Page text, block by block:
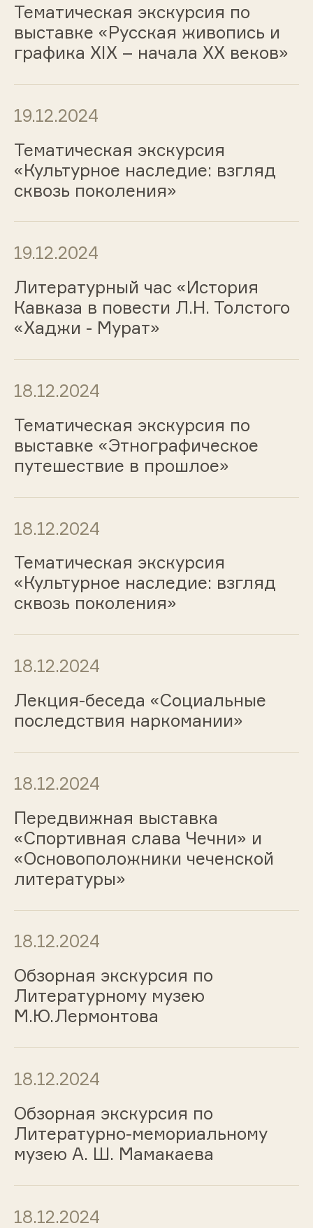
Тематическая экскурсия по
выставке «Русская живопись и
графика ХIХ – начала ХХ веков»
19.12.2024
Тематическая экскурсия
«Культурное наследие: взгляд
сквозь поколения»
19.12.2024
Литературный час «История
Кавказа в повести Л.Н. Толстого
«Хаджи - Мурат»
18.12.2024
Тематическая экскурсия по
выставке «Этнографическое
путешествие в прошлое»
18.12.2024
Тематическая экскурсия
«Культурное наследие: взгляд
сквозь поколения»
18.12.2024
Лекция-беседа «Социальные
последствия наркомании»
18.12.2024
Передвижная выставка
«Спортивная слава Чечни» и
«Основоположники чеченской
литературы»
18.12.2024
Обзорная экскурсия по
Литературному музею
М.Ю.Лермонтова
18.12.2024
Обзорная экскурсия по
Литературно-мемориальному
музею А. Ш. Мамакаева
18.12.2024